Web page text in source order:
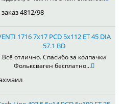
4812/98
1716 7x17 PCD 5x112 ET 45 DIA
57.1 BD
Всё отлично. Спасибо за колпачки
Фольксваген бесплатно...